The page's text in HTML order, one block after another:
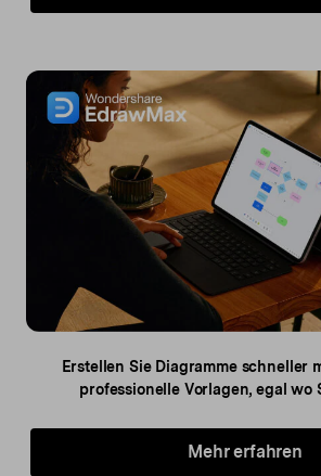
Erstellen Sie Diagramme schneller
professionelle Vorlagen, egal wo
Mehr erfahren